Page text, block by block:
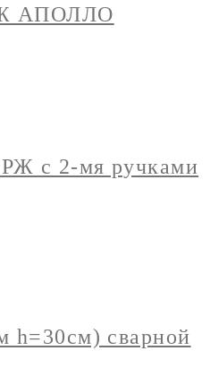
АПОЛЛО
с 2-мя ручками
h=30см) сварной